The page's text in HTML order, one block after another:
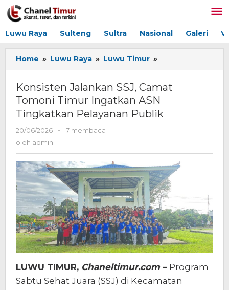
Lewati
ke
Luwu Raya Sulteng Sultra Nasional Galeri
Home » Luwu Raya » Luwu Timur »
Jalankan
Camat
Tomoni
Timur
Pelayanan
Publik
Konsisten Jalankan SSJ, Camat
Tomoni Timur Ingatkan ASN
Tingkatkan Pelayanan Publik
20/06/2026
oleh
-
7 membaca
oleh admin
LUWU TIMUR, Chaneltimur.com– Program
Sabtu Sehat Juara (SSJ) di Kecamatan